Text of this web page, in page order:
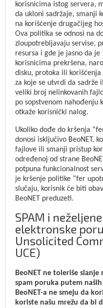
korisnicima istog servera,
da ukloni sadržaje, smanji
na korišćenje drugačijeg
Ova politika se odnosi na
zloupotrebljavaju servise,
resursa i gde je jasno da
korisnicima prekršena,
disku, protoka ili korišćenja
za koje se utvrdi da sadrže
veliki broj nelinkovanih
po sopstvenom nahođenju
otkaže korisnički nalog.
Ukoliko dođe do kršenja
donosi isključivo BeoNET,
fajlove ili smanji pristup
određenoj od strane
potpuna funkcionalnost
je kršenje politike “fer
slučaju, korisnik će biti
BeoNET preduzeti.
SPAM i
elektronske
Unsolicited
UCE)
BeoNET ne toleriše
spam poruka putem
BeoNET-a ne smeju da
koriste našu mrežu da bi